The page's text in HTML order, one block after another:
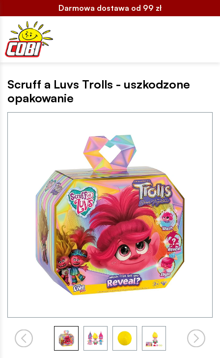
Darmowa dostawa od 99 zł
Scruff a Luvs Trolls - uszkodzone
opakowanie